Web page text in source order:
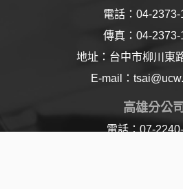
電話：04-2373-
傳真：04-2373-
地址：台中市柳川東
E-mail：
高雄分公司
電話：07-